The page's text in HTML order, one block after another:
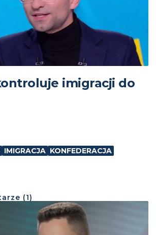
imigracji do
IMIGRACJA KONFEDERACJA
(1)